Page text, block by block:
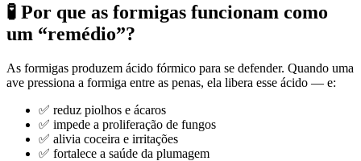
🧪 Por que as formigas funcionam como
um “remédio”?
As formigas produzem ácido fórmico para se defender. Quando uma
ave pressiona a formiga entre as penas, ela libera esse ácido — e:
✅ reduz piolhos e ácaros
✅ impede a proliferação de fungos
✅ alivia coceira e irritações
✅ fortalece a saúde da plumagem